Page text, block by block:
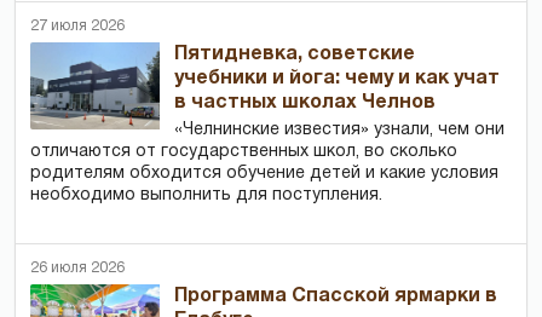
27 июля 2026
Пятидневка, советские
учебники и йога: чему и как учат
в частных школах Челнов
«Челнинские известия» узнали, чем они
отличаются от государственных школ, во сколько
родителям обходится обучение детей и какие условия
необходимо выполнить для поступления.
26 июля 2026
Программа Спасской ярмарки в